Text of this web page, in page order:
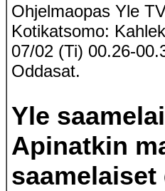
Ohjelmaopas Yle
Kotikatsomo:
07/02 (Ti) 00.26-
Oddasat.
Yle
Apinatkin
saamelaiset